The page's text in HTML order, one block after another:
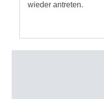
wieder antreten.